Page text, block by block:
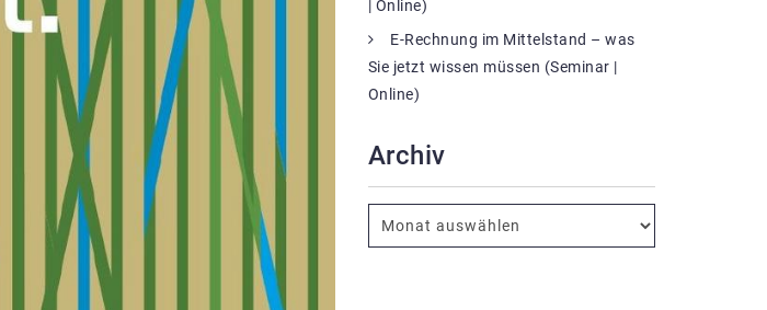
| Online)
E-Rechnung im Mittelstand – was
Sie jetzt wissen müssen (Seminar |
Online)
Archiv